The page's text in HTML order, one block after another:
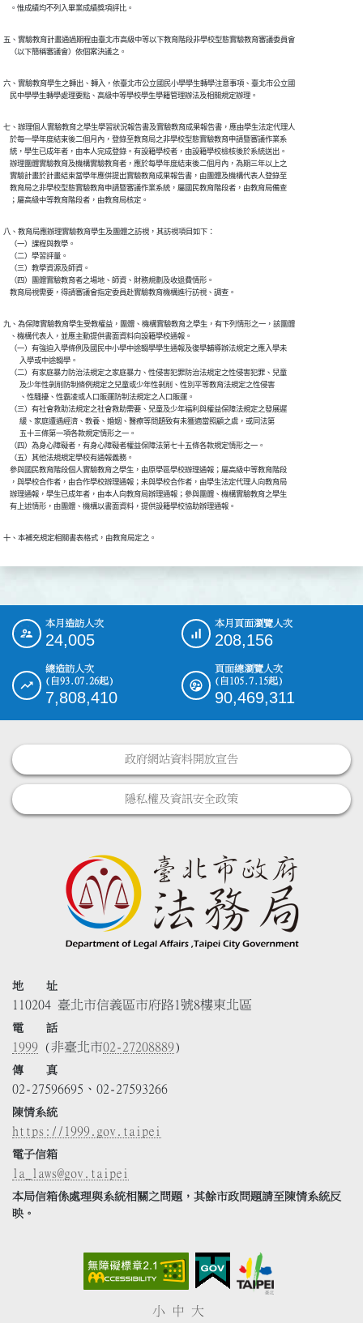
    。惟成績均不列入畢業成績獎項評比。
五、實驗教育計畫通過期程由臺北市高級中等以下教育階段非學校型態實驗教育審議委員會
    （以下簡稱審議會）依個案決議之。
六、實驗教育學生之轉出、轉入，依臺北市公立國民小學學生轉學注意事項、臺北市公立國
    民中學學生轉學處理要點、高級中等學校學生學籍管理辦法及相關規定辦理。
七、辦理個人實驗教育之學生學習狀況報告書及實驗教育成果報告書，應由學生法定代理人
    於每一學年度結束後二個月內，登錄至教育局之非學校型態實驗教育申請暨審議作業系
    統，學生已成年者，由本人完成登錄。有設籍學校者，由設籍學校檢核後於系統送出。
    辦理團體實驗教育及機構實驗教育者，應於每學年度結束後二個月內，為期三年以上之
    實驗計畫於計畫結束當學年應併提出實驗教育成果報告書，由團體及機構代表人登錄至
    教育局之非學校型態實驗教育申請暨審議作業系統，屬國民教育階段者，由教育局備查
    ；屬高級中等教育階段者，由教育局核定。
八、教育局應辦理實驗教育學生及團體之訪視，其訪視項目如下：
    （一）課程與教學。
    （二）學習評量。
    （三）教學資源及師資。
    （四）團體實驗教育者之場地、師資、財務規劃及收退費情形。
    教育局視需要，得請審議會指定委員赴實驗教育機構進行訪視、調查。
九、為保障實驗教育學生受教權益，團體、機構實驗教育之學生，有下列情形之一，該團體
    、機構代表人，並應主動提供書面資料向設籍學校通報。
    （一）有強迫入學條例及國民中小學中途輟學學生通報及復學輔導辦法規定之應入學未
          入學或中途輟學。
    （二）有家庭暴力防治法規定之家庭暴力、性侵害犯罪防治法規定之性侵害犯罪、兒童
          及少年性剝削防制條例規定之兒童或少年性剝削、性別平等教育法規定之性侵害
          、性騷擾、性霸凌或人口販運防制法規定之人口販運。
    （三）有社會救助法規定之社會救助需要、兒童及少年福利與權益保障法規定之發展遲
          緩、家庭遭遇經濟、教養、婚姻、醫療等問題致有未獲適當照顧之虞，或同法第
          五十三條第一項各款規定情形之一。
    （四）為身心障礙者，有身心障礙者權益保障法第七十五條各款規定情形之一。
    （五）其他法規規定學校有通報義務。
    參與國民教育階段個人實驗教育之學生，由原學區學校辦理通報；屬高級中等教育階段
    ，與學校合作者，由合作學校辦理通報；未與學校合作者，由學生法定代理人向教育局
    辦理通報，學生已成年者，由本人向教育局辦理通報；參與團體、機構實驗教育之學生
    有上述情形，由團體、機構以書面資料，提供設籍學校協助辦理通報。
十、本補充規定相關書表格式，由教育局定之。
::: 本月造訪人次
24,005
本月頁面瀏覽人次
208,156
總造訪人次
(自93.07.26起)
7,808,410
頁面總瀏覽人次
(自105.7.15起)
90,469,311
政府網站資料開放宣告
隱私權及資訊安全政策
地 址
110204 臺北市信義區市府路1號8樓東北區
電 話
1999 (非臺北市02-27208889)
傳 真
02-27596695、02-27593266
陳情系統
https://1999.gov.taipei
電子信箱
la_laws@gov.taipei
本局信箱係處理與系統相關之問題，其餘市政問題請至陳情系統反
映。
小 中 大